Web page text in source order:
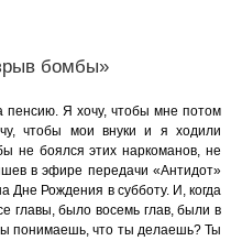
бомбы»
Я хочу, чтобы мне потом
чтобы мои внуки и я ходили
не боялся этих наркоманов, не
в эфире передачи «Антидот»
Рождения в субботу. И, когда
главы, было восемь глав, были в
понимаешь, что ты делаешь? Ты